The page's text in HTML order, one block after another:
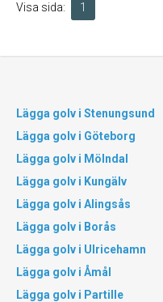
Visa sida: 1
Lägga golv i Stenungsund
Lägga golv i Göteborg
Lägga golv i Mölndal
Lägga golv i Kungälv
Lägga golv i Alingsås
Lägga golv i Borås
Lägga golv i Ulricehamn
Lägga golv i Åmål
Lägga golv i Partille